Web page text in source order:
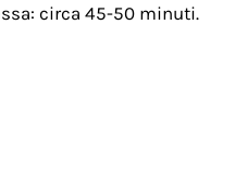
circa 45-50 minuti.